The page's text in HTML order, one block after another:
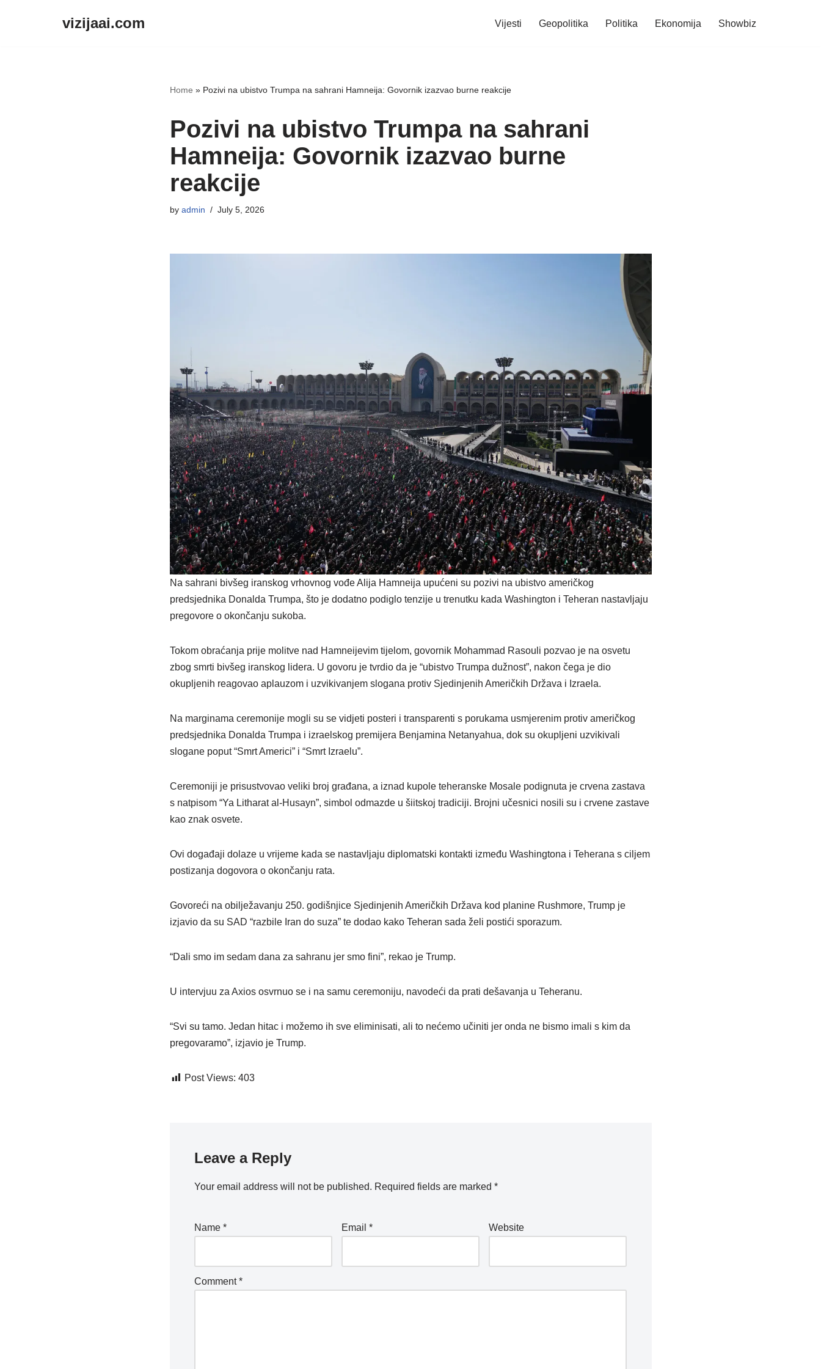
vizijaai.com Vijesti Geopolitika Politika Ekonomija Showbiz
Home » Pozivi na ubistvo Trumpa na sahrani Hamneija: Govornik izazvao burne reakcije
Pozivi na ubistvo Trumpa na sahrani
Hamneija: Govornik izazvao burne
reakcije
by admin July 5, 2026
Na sahrani bivšeg iranskog vrhovnog vođe Alija Hamneija upućeni su pozivi na ubistvo američkog
predsjednika Donalda Trumpa, što je dodatno podiglo tenzije u trenutku kada Washington i Teheran nastavljaju
pregovore o okončanju sukoba.
Tokom obraćanja prije molitve nad Hamneijevim tijelom, govornik Mohammad Rasouli pozvao je na osvetu
zbog smrti bivšeg iranskog lidera. U govoru je tvrdio da je “ubistvo Trumpa dužnost”, nakon čega je dio
okupljenih reagovao aplauzom i uzvikivanjem slogana protiv Sjedinjenih Američkih Država i Izraela.
Na marginama ceremonije mogli su se vidjeti posteri i transparenti s porukama usmjerenim protiv američkog
predsjednika Donalda Trumpa i izraelskog premijera Benjamina Netanyahua, dok su okupljeni uzvikivali
slogane poput “Smrt Americi” i “Smrt Izraelu”.
Ceremoniji je prisustvovao veliki broj građana, a iznad kupole teheranske Mosale podignuta je crvena zastava
s natpisom “Ya Litharat al-Husayn”, simbol odmazde u šiitskoj tradiciji. Brojni učesnici nosili su i crvene zastave
kao znak osvete.
Ovi događaji dolaze u vrijeme kada se nastavljaju diplomatski kontakti između Washingtona i Teherana s ciljem
postizanja dogovora o okončanju rata.
Govoreći na obilježavanju 250. godišnjice Sjedinjenih Američkih Država kod planine Rushmore, Trump je
izjavio da su SAD “razbile Iran do suza” te dodao kako Teheran sada želi postići sporazum.
“Dali smo im sedam dana za sahranu jer smo fini”, rekao je Trump.
U intervjuu za Axios osvrnuo se i na samu ceremoniju, navodeći da prati dešavanja u Teheranu.
“Svi su tamo. Jedan hitac i možemo ih sve eliminisati, ali to nećemo učiniti jer onda ne bismo imali s kim da
pregovaramo”, izjavio je Trump.
Post Views: 403
Leave a Reply
Your email address will not be published. Required fields are marked *
Name * Email * Website
Comment*